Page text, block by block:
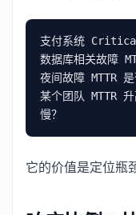
某个团队 MTTR
它的价值是定位瓶